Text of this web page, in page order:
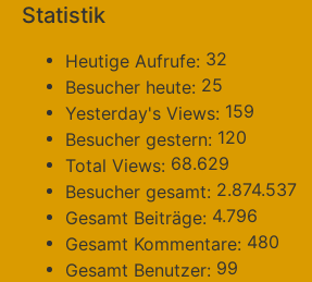
Statistik
Heutige Aufrufe: 32
Besucher heute: 25
Yesterday's Views: 159
Besucher gestern: 120
Total Views: 68.629
Besucher gesamt: 2.874.537
Gesamt Beiträge: 4.796
Gesamt Kommentare: 480
Gesamt Benutzer: 99